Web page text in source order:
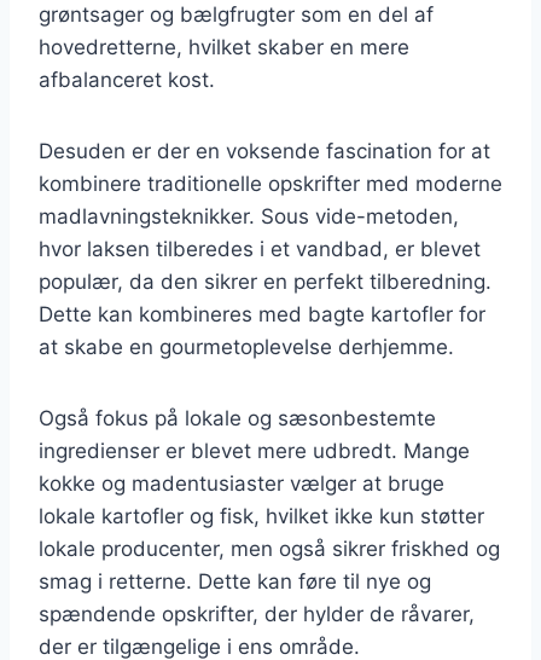
grøntsager og bælgfrugter som en del af
hovedretterne, hvilket skaber en mere
afbalanceret kost.
Desuden er der en voksende fascination for at
kombinere traditionelle opskrifter med moderne
madlavningsteknikker. Sous vide-metoden,
hvor laksen tilberedes i et vandbad, er blevet
populær, da den sikrer en perfekt tilberedning.
Dette kan kombineres med bagte kartofler for
at skabe en gourmetoplevelse derhjemme.
Også fokus på lokale og sæsonbestemte
ingredienser er blevet mere udbredt. Mange
kokke og madentusiaster vælger at bruge
lokale kartofler og fisk, hvilket ikke kun støtter
lokale producenter, men også sikrer friskhed og
smag i retterne. Dette kan føre til nye og
spændende opskrifter, der hylder de råvarer,
der er tilgængelige i ens område.